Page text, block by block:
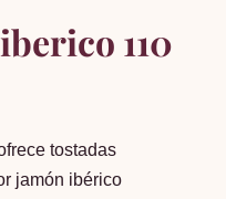
110
tostadas
jamón ibérico